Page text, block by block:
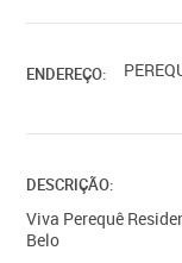
ENDEREÇO:
DESCRIÇÃO:
Viva Perequê
Belo